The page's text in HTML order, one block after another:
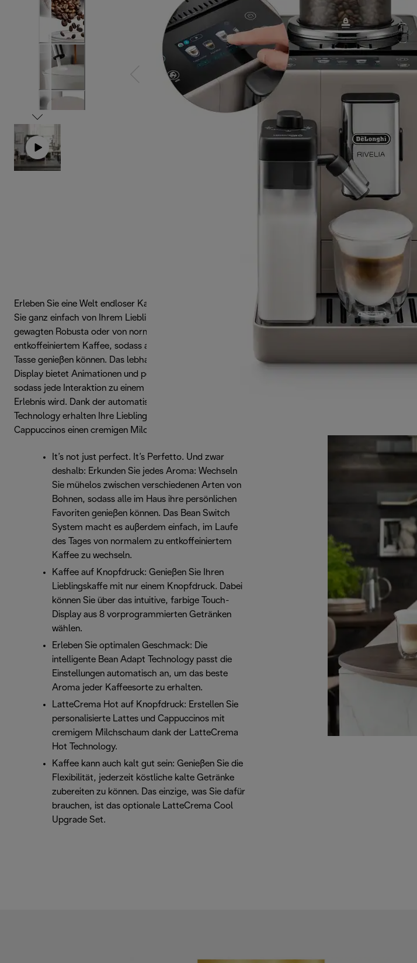
Erleben Sie eine Welt endloser Kaffeesorten und wechseln
Sie ganz einfach von Ihrem Lieblings-Arabica zu einem
gewagten Robusta oder von normalem zu
entkoffeiniertem Kaffee, sodass alle im Haus ihre perfetto
Tasse genießen können. Das lebhafte, farbige Full-Touch-
Display bietet Animationen und personalisierbare Routinen,
sodass jede Interaktion zu einem ganz persönlichen
Erlebnis wird. Dank der automatischen LatteCrema Hot
Technology erhalten Ihre Lieblings-Lattes und -
Cappuccinos einen cremigen Milchschaum.
It’s not just perfect. It’s Perfetto. Und zwar
deshalb: Erkunden Sie jedes Aroma: Wechseln
Sie mühelos zwischen verschiedenen Arten von
Bohnen, sodass alle im Haus ihre persönlichen
Favoriten genießen können. Das Bean Switch
System macht es außerdem einfach, im Laufe
des Tages von normalem zu entkoffeiniertem
Kaffee zu wechseln.
Kaffee auf Knopfdruck: Genießen Sie Ihren
Lieblingskaffe mit nur einem Knopfdruck. Dabei
können Sie über das intuitive, farbige Touch-
Display aus 8 vorprogrammierten Getränken
wählen.
Erleben Sie optimalen Geschmack: Die
intelligente Bean Adapt Technology passt die
Einstellungen automatisch an, um das beste
Aroma jeder Kaffeesorte zu erhalten.
LatteCrema Hot auf Knopfdruck: Erstellen Sie
personalisierte Lattes und Cappuccinos mit
cremigem Milchschaum dank der LatteCrema
Hot Technology.
Kaffee kann auch kalt gut sein: Genießen Sie die
Flexibilität, jederzeit köstliche kalte Getränke
zubereiten zu können. Das einzige, was Sie dafür
brauchen, ist das optionale LatteCrema Cool
Upgrade Set.